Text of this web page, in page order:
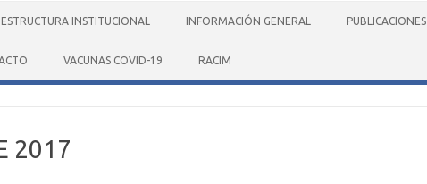
ESTRUCTURA INSTITUCIONAL INFORMACIÓN GENERAL PUBLICACIONES
VACUNAS COVID-19 RACIM
2017